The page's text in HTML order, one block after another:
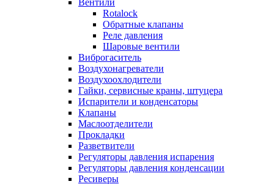
Вентили
Rotalock
Обратные клапаны
Реле давления
Шаровые вентили
Виброгаситель
Воздухонагреватели
Воздухоохлодители
Гайки, сервисные краны, штуцера
Испарители и конденсаторы
Клапаны
Маслоотделители
Прокладки
Разветвители
Регуляторы давления испарения
Регуляторы давления конденсации
Ресиверы